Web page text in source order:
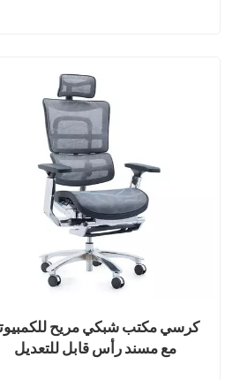
كرسي مكتب شبكي مريح
مع مسند رأس قابل للتعديل